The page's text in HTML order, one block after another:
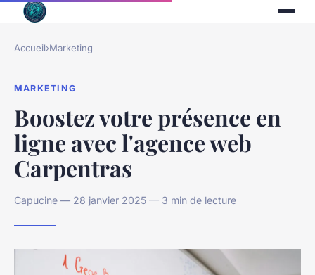
Accueil›Marketing
MARKETING
Boostez votre présence en
ligne avec l'agence web
Carpentras
Capucine — 28 janvier 2025 — 3 min de lecture